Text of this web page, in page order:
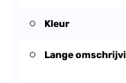
Kleur
Lange